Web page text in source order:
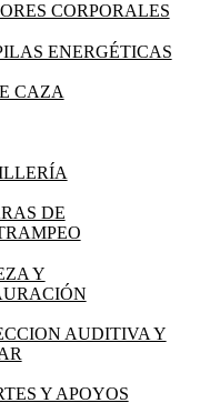
CORPORALES
ENERGÉTICAS
CAZA
DE
Y
AUDITIVA Y
Y APOYOS